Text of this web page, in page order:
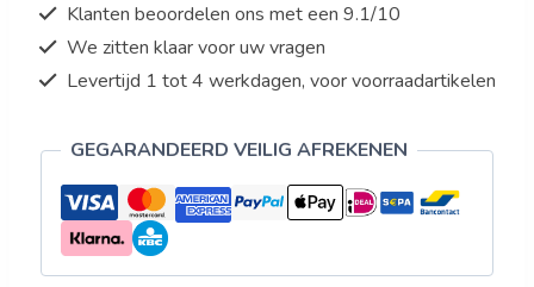
Klanten beoordelen ons met een 9.1/10
We zitten klaar voor uw vragen
Levertijd 1 tot 4 werkdagen, voor voorraadartikelen
GEGARANDEERD VEILIG AFREKENEN